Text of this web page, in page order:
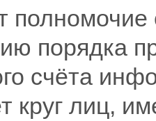
полномочие
порядка
счёта
круг лиц,